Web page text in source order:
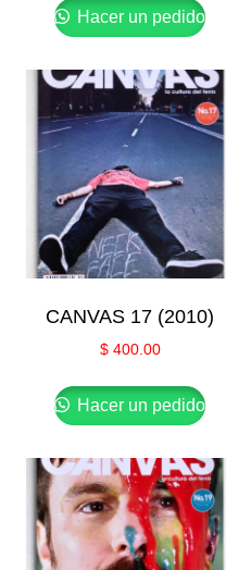
Hacer un pedido
CANVAS 17 (2010)
$400.00
Hacer un pedido